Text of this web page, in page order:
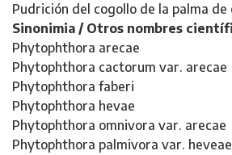
Pudrición del cogollo de la palma de
Sinonimia / Otros nombres
Phytophthora arecae
Phytophthora cactorum var. arecae
Phytophthora faberi
Phytophthora hevae
Phytophthora omnivora var. arecae
Phytophthora palmivora var. heveae